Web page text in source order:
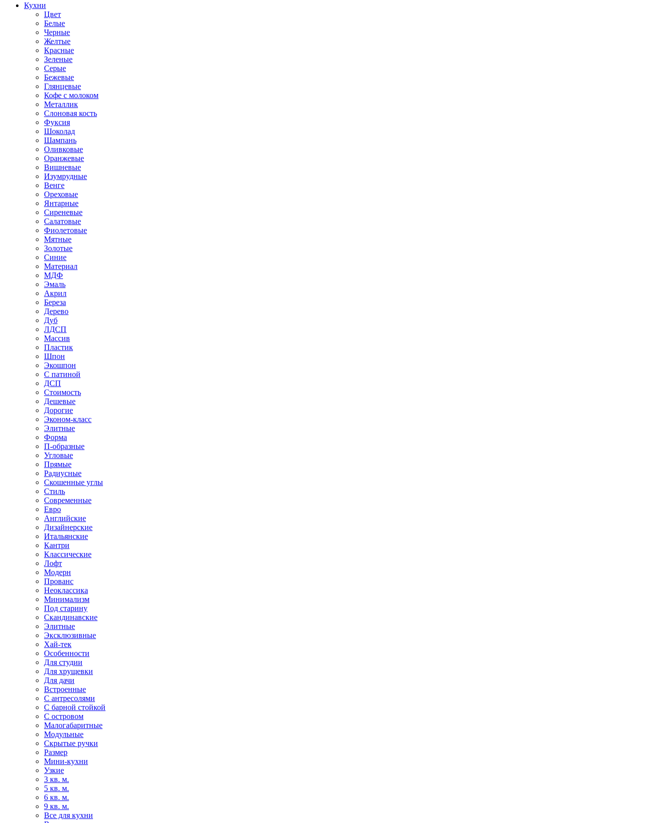
Кухни
Цвет
Белые
Черные
Желтые
Красные
Зеленые
Серые
Бежевые
Глянцевые
Кофе с молоком
Металлик
Слоновая кость
Фуксия
Шоколад
Шампань
Оливковые
Оранжевые
Вишневые
Изумрудные
Венге
Ореховые
Янтарные
Сиреневые
Салатовые
Фиолетовые
Мятные
Золотые
Синие
Материал
МДФ
Эмаль
Акрил
Береза
Дерево
Дуб
ЛДСП
Массив
Пластик
Шпон
Экошпон
С патиной
ДСП
Стоимость
Дешевые
Дорогие
Эконом-класс
Элитные
Форма
П-образные
Угловые
Прямые
Радиусные
Скошенные углы
Стиль
Современные
Евро
Английские
Дизайнерские
Итальянские
Кантри
Классические
Лофт
Модерн
Прованс
Неоклассика
Минимализм
Под старину
Скандинавские
Элитные
Эксклюзивные
Хай-тек
Особенности
Для студии
Для хрущевки
Для дачи
Встроенные
С антресолями
С барной стойкой
С островом
Малогабаритные
Модульные
Скрытые ручки
Размер
Мини-кухни
Узкие
3 кв. м.
5 кв. м.
6 кв. м.
9 кв. м.
Все для кухни